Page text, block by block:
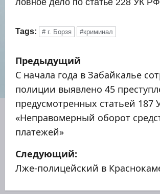
Tags: # г. Борзя #криминал
Н
а
в
и
г
а
Предыдущий
С начала года в Забайкалье
полиции выявлено 45
предусмотренных статьей 187
«Неправомерный оборот
платежей»
Следующий:
Лже-полицейский в